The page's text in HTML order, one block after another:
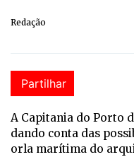
Redação
Partilhar
A Capitania do Porto
dando conta das
orla marítima do